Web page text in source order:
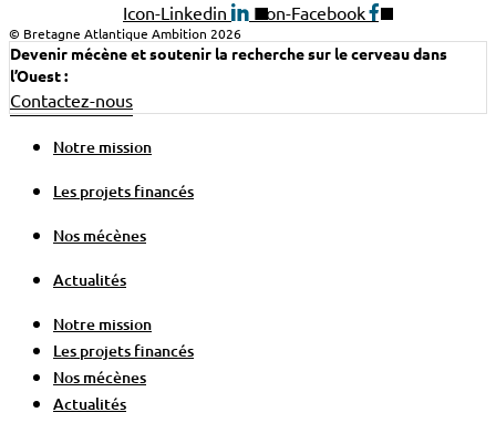
Icon-Linkedin Icon-Facebook
© Bretagne Atlantique Ambition 2026
Devenir mécène et soutenir la recherche sur le cerveau dans
l’Ouest :
Contactez-nous
Notre mission
Les projets financés
Nos mécènes
Actualités
Notre mission
Les projets financés
Nos mécènes
Actualités